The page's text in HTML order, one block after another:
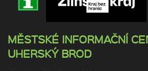
MĚSTSKÉ INFORMAČNÍ
UHERSKÝ BROD